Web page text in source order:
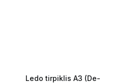
Ledo tirpiklis A3 (De-